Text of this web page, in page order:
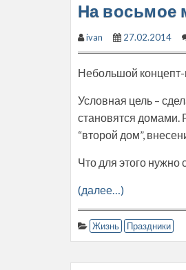
На восьмое
ivan 27.02.2014
Небольшой
Условная цель –
становятся домами.
“второй дом”,
Что для этого нужно
(далее…)
Жизнь Праздники